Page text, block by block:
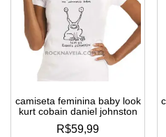
opções
podem
ser
escolhidas
produto
camiseta feminina baby look
kurt cobain daniel johnston
R$59,99